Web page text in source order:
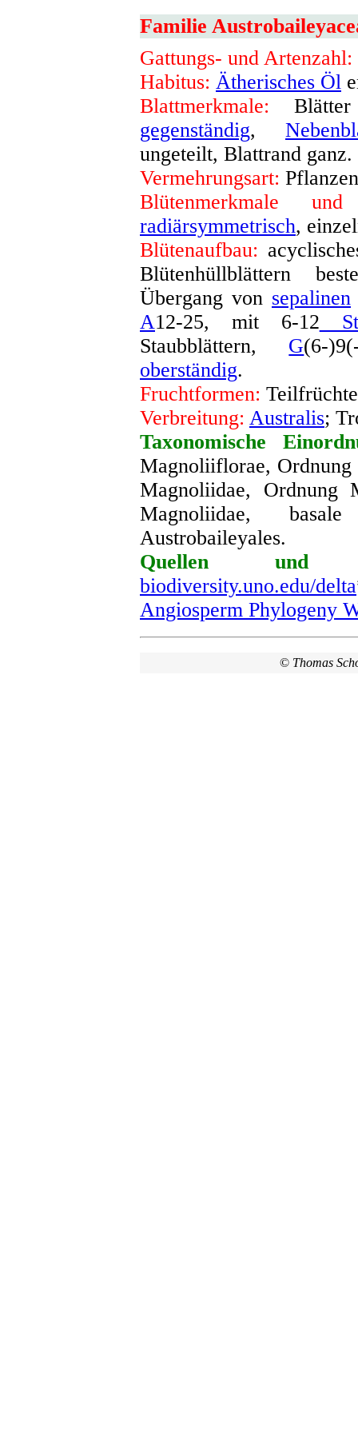
Familie
Gattungs- und Artenzahl:
Habitus: Ätherisches Öl
Blattmerkmale: Blätter
gegenständig,
ungeteilt, Blattrand ganz.
Vermehrungsart:
Blütenmerkmale und
radiärsymmetrisch,
Blütenaufbau:
Blütenhüllblättern
Übergang von sepalinen
A12-25, mit 6-12
Staubblättern, G(6-
oberständig.
Fruchtformen:
Verbreitung: Australis;
Taxonomische
Magnoliiflorae, Ordnung
Magnoliidae, Ordnung
Magnoliidae,
Austrobaileyales.
Quellen und
biodiversity.uno.edu/delta
Angiosperm Phylogeny
© Thomas